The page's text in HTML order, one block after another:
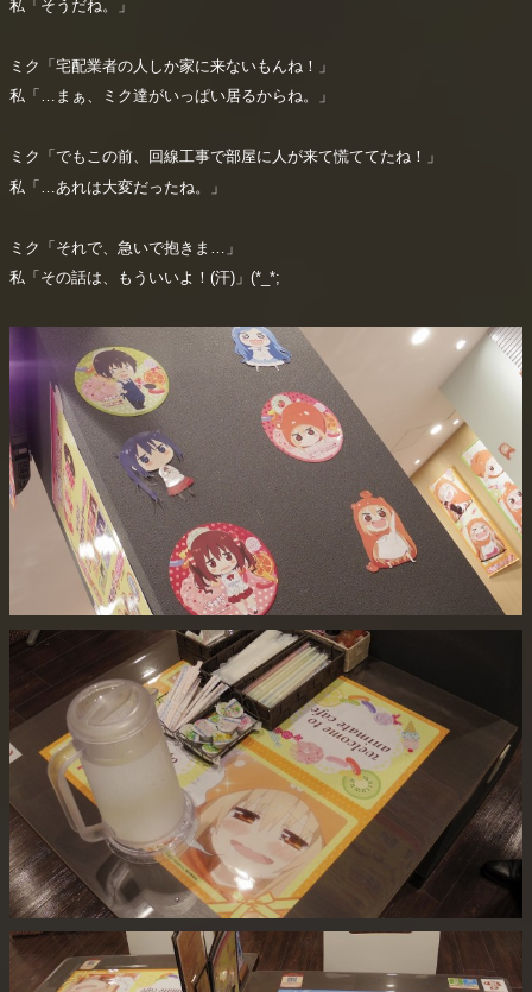
私「そうだね。」
ミク「宅配業者の人しか家に来ないもんね！」
私「…まぁ、ミク達がいっぱい居るからね。」
ミク「でもこの前、回線工事で部屋に人が来て慌ててたね！」
私「…あれは大変だったね。」
ミク「それで、急いで抱きま…」
私「その話は、もういいよ！(汗)」(*_*;